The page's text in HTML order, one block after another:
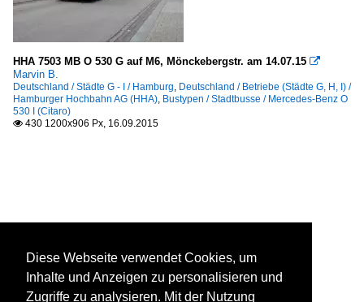
HHA 7503 MB O 530 G auf M6, Mönckebergstr. am 14.07.15 
Marvin B.
Deutschland / Städte G - I / Hamburg, Deutschland / Betriebe (Städte G, H, I) /
Hamburger Hochbahn AG (HHA), Bustypen / Stadtbusse / Mercedes-Benz O
530 I (Citaro)
 430 1200x906 Px, 16.09.2015
Diese Webseite verwendet Cookies, um
Inhalte und Anzeigen zu personalisieren und
Zugriffe zu analysieren. Mit der Nutzung